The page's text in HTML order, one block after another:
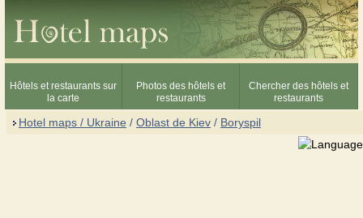
Hôtels et restaurants sur
la carte
Photos des hôtels et
restaurants
Chercher des hôtels et
restaurants
Hotel maps / Ukraine / Oblast de Kiev / Boryspil